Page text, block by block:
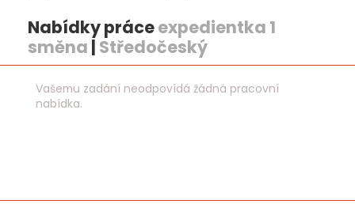
Nabídky práceexpedientka 1
směna | Středočeský
Vašemu zadání neodpovídá žádná pracovní
nabídka.